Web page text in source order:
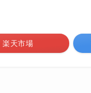
楽天市場